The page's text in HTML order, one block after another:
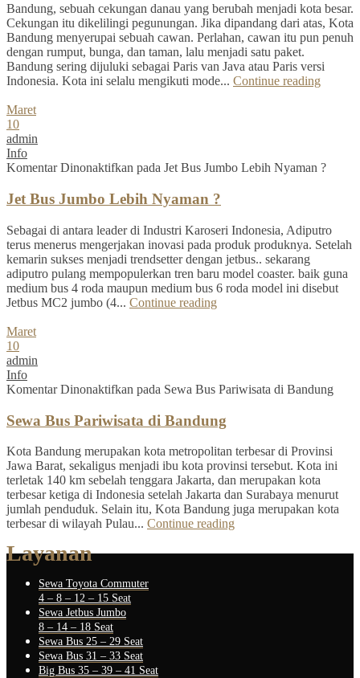
Bandung, sebuah cekungan danau yang berubah menjadi kota besar.
Cekungan itu dikelilingi pegunungan. Jika dipandang dari atas, Kota
Bandung menyerupai sebuah cawan. Perlahan, cawan itu pun penuh
dengan rumput, bunga, dan taman, lalu menjadi satu paket.
Bandung sering dijuluki sebagai Paris van Java atau Paris versi
Indonesia. Kota ini selalu mengikuti mode... Continue reading
Maret
10
admin
Info
Komentar Dinonaktifkan pada Jet Bus Jumbo Lebih Nyaman ?
Jet Bus Jumbo Lebih Nyaman ?
Sebagai di antara leader di Industri Karoseri Indonesia, Adiputro
terus menerus mengerjakan inovasi pada produk produknya. Setelah
kemarin sukses menjadi trendsetter dengan jetbus.. sekarang
adiputro pulang mempopulerkan tren baru model coaster. baik guna
medium bus 4 roda maupun medium bus 6 roda model ini disebut
Jetbus MC2 jumbo (4... Continue reading
Maret
10
admin
Info
Komentar Dinonaktifkan pada Sewa Bus Pariwisata di Bandung
Sewa Bus Pariwisata di Bandung
Kota Bandung merupakan kota metropolitan terbesar di Provinsi
Jawa Barat, sekaligus menjadi ibu kota provinsi tersebut. Kota ini
terletak 140 km sebelah tenggara Jakarta, dan merupakan kota
terbesar ketiga di Indonesia setelah Jakarta dan Surabaya menurut
jumlah penduduk. Selain itu, Kota Bandung juga merupakan kota
terbesar di wilayah Pulau... Continue reading
Layanan
Sewa Toyota Commuter
4 – 8 – 12 – 15 Seat
Sewa Jetbus Jumbo
8 – 14 – 18 Seat
Sewa Bus 25 – 29 Seat
Sewa Bus 31 – 33 Seat
Big Bus 35 – 39 – 41 Seat